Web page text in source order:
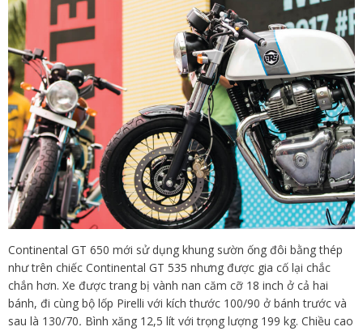
Continental GT 650 mới sử dụng khung sườn ống đôi bằng thép
như trên chiếc Continental GT 535 nhưng được gia cố lại chắc
chắn hơn. Xe được trang bị vành nan căm cỡ 18 inch ở cả hai
bánh, đi cùng bộ lốp Pirelli với kích thước 100/90 ở bánh trước và
sau là 130/70. Bình xăng 12,5 lít với trọng lượng 199 kg. Chiều cao